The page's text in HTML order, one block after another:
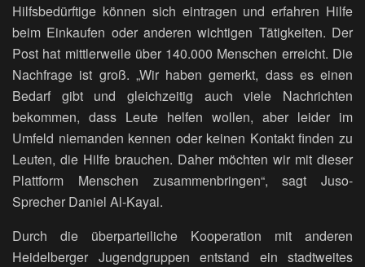
Hilfsbedürftige können sich eintragen und erfahren Hilfe
beim Einkaufen oder anderen wichtigen Tätigkeiten. Der
Post hat mittlerweile über 140.000 Menschen erreicht. Die
Nachfrage ist groß. „Wir haben gemerkt, dass es einen
Bedarf gibt und gleichzeitig auch viele Nachrichten
bekommen, dass Leute helfen wollen, aber leider im
Umfeld niemanden kennen oder keinen Kontakt finden zu
Leuten, die Hilfe brauchen. Daher möchten wir mit dieser
Plattform Menschen zusammenbringen“, sagt Juso-
Sprecher Daniel Al-Kayal.
Durch die überparteiliche Kooperation mit anderen
Heidelberger Jugendgruppen entstand ein stadtweites